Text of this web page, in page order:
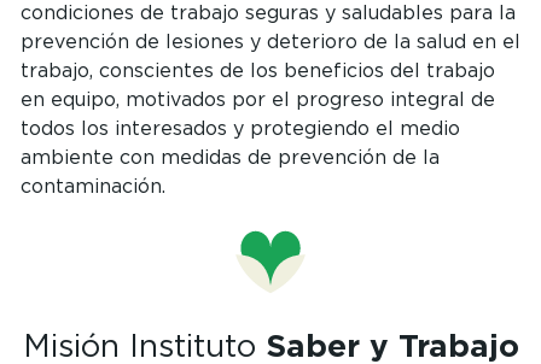
condiciones de trabajo seguras y saludables para la
prevención de lesiones y deterioro de la salud en el
trabajo, conscientes de los beneficios del trabajo
en equipo, motivados por el progreso integral de
todos los interesados ​​y protegiendo el medio
ambiente con medidas de prevención de la
contaminación.
Misión Instituto Saber y Trabajo